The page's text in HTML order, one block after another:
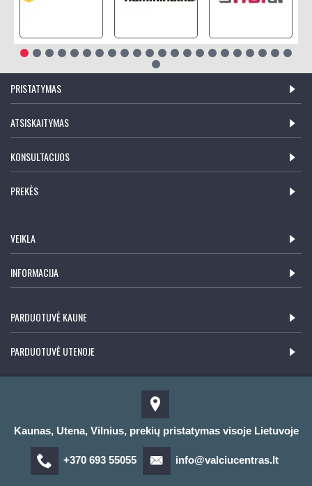
PRISTATYMAS
ATSISKAITYMAS
KONSULTACIJOS
PREKĖS
VEIKLA
INFORMACIJA
PARDUOTUVĖ KAUNE
PARDUOTUVĖ UTENOJE
Kaunas, Utena, Vilnius, prekių pristatymas visoje Lietuvoje
+370 693 55055 info@valciucentras.lt